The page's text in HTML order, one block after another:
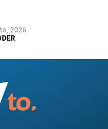
2026